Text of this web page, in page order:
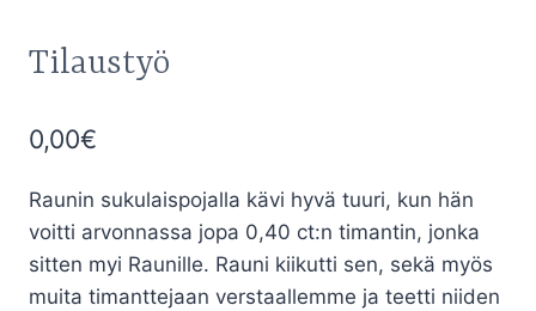
Tilaustyö
0,00€
Raunin sukulaispojalla kävi hyvä tuuri, kun hän
voitti arvonnassa jopa 0,40 ct:n timantin, jonka
sitten myi Raunille. Rauni kiikutti sen, sekä myös
muita timanttejaan verstaallemme ja teetti niiden